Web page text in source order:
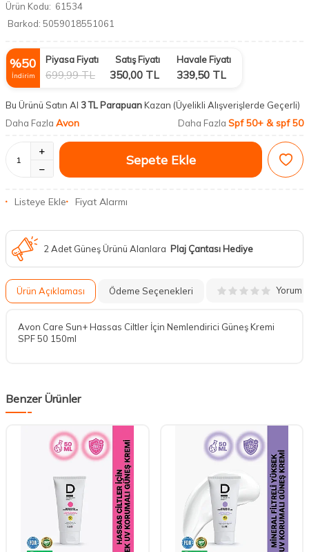
Ürün Kodu: 61534
Barkod: 5059018551061
%50
İndirim
Piyasa Fiyatı
699,99TL
Satış Fiyatı
350,00 TL
Havale Fiyatı
339,50 TL
Bu Ürünü Satın Al 3 TL ParapuanKazan (Üyelikli Alışverişlerde Geçerli)
Daha Fazla Avon Daha Fazla Spf 50+ & spf 50
Sepete Ekle
Listeye Ekle Fiyat Alarmı
2 Adet Güneş Ürünü Alanlara Plaj Çantası Hediye
Ürün Açıklaması Ödeme Seçenekleri Yorum
Avon Care Sun+ Hassas Ciltler İçin Nemlendirici Güneş Kremi
SPF 50 150ml
Benzer Ürünler